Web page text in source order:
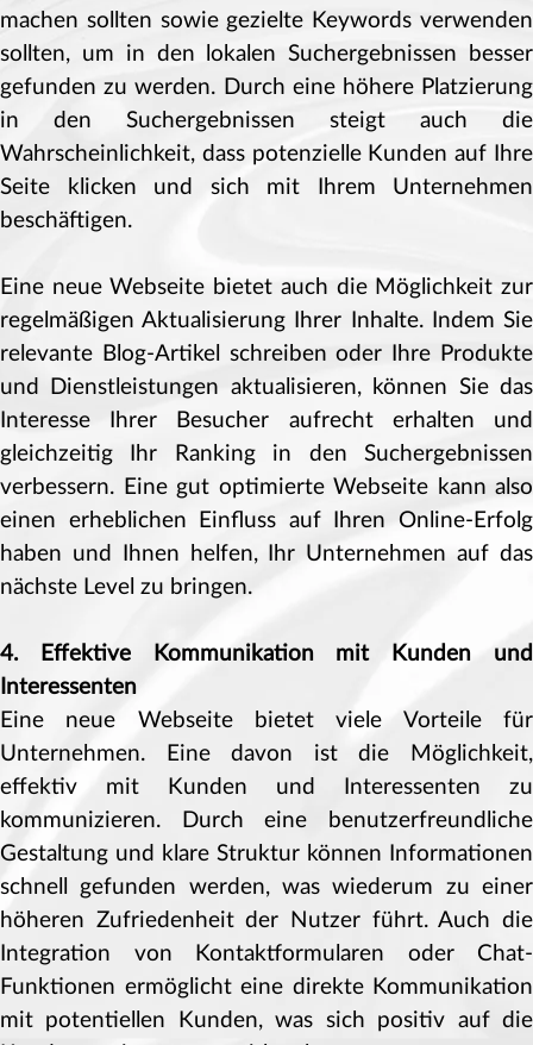
machen sollten sowie gezielte Keywords verwenden
sollten, um in den lokalen Suchergebnissen besser
gefunden zu werden. Durch eine höhere Platzierung
in den Suchergebnissen steigt auch die
Wahrscheinlichkeit, dass potenzielle Kunden auf Ihre
Seite klicken und sich mit Ihrem Unternehmen
beschäftigen.
Eine neue Webseite bietet auch die Möglichkeit zur
regelmäßigen Aktualisierung Ihrer Inhalte. Indem Sie
relevante Blog-Artikel schreiben oder Ihre Produkte
und Dienstleistungen aktualisieren, können Sie das
Interesse Ihrer Besucher aufrecht erhalten und
gleichzeitig Ihr Ranking in den Suchergebnissen
verbessern. Eine gut optimierte Webseite kann also
einen erheblichen Einfluss auf Ihren Online-Erfolg
haben und Ihnen helfen, Ihr Unternehmen auf das
nächste Level zu bringen.
4. Effektive Kommunikation mit Kunden und
Interessenten
Eine neue Webseite bietet viele Vorteile für
Unternehmen. Eine davon ist die Möglichkeit,
effektiv mit Kunden und Interessenten zu
kommunizieren. Durch eine benutzerfreundliche
Gestaltung und klare Struktur können Informationen
schnell gefunden werden, was wiederum zu einer
höheren Zufriedenheit der Nutzer führt. Auch die
Integration von Kontaktformularen oder Chat-
Funktionen ermöglicht eine direkte Kommunikation
mit potentiellen Kunden, was sich positiv auf die